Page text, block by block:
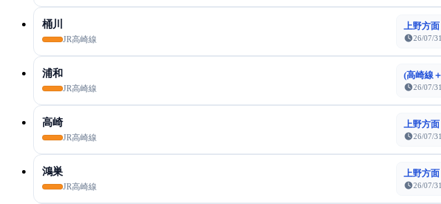
桶川
JR高崎線
上野方面
26/07/
浦和
JR高崎線
(高崎線
26/07/
高崎
JR高崎線
上野方面
26/07/
鴻巣
JR高崎線
上野方面
26/07/